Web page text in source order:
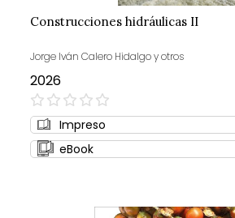
Construcciones hidráulicas II
Jorge Iván Calero Hidalgo y otros
2026
0%
Impreso
eBook